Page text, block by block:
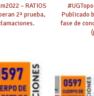
– RATIOS
2ª prueba,
Publicado
fase de